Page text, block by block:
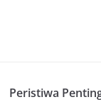
Peristiwa